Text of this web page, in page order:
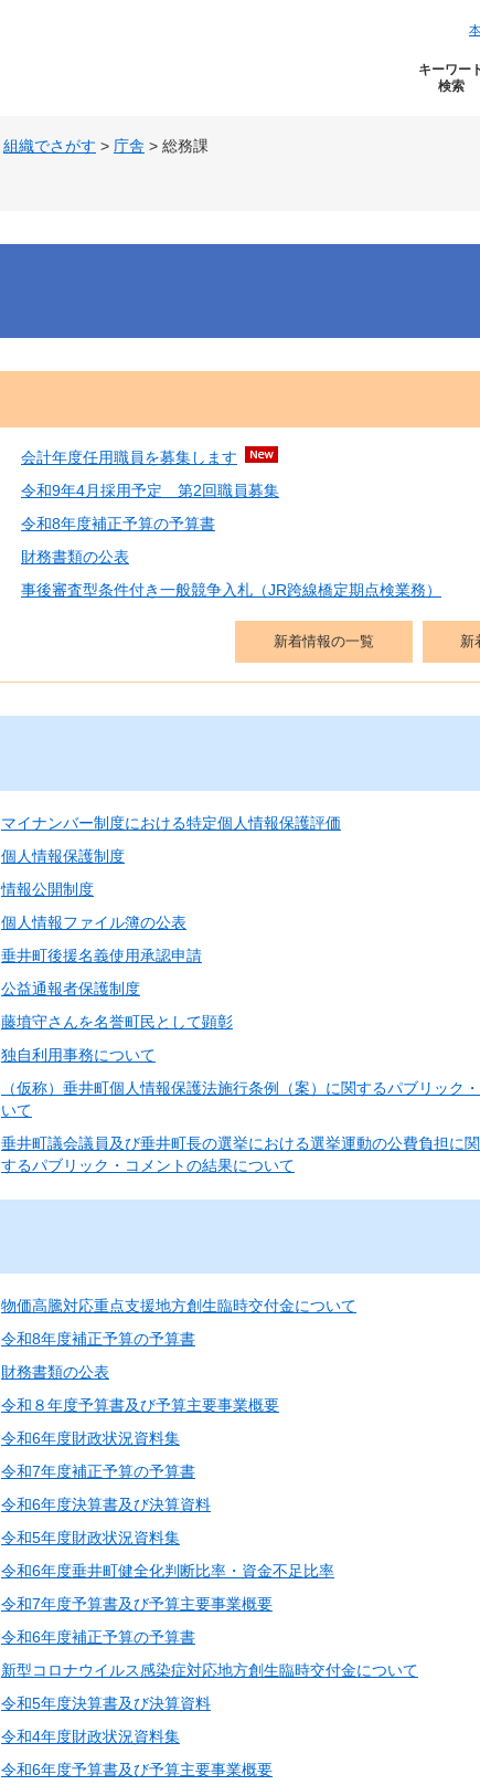
キーワー
検索
組織でさがす > 庁舎 > 総務課
会計年度任用職員を募集します
令和9年4月採用予定 第2回職員募集
令和8年度補正予算の予算書
財務書類の公表
事後審査型条件付き一般競争入札（JR跨線橋定期点検業務）
新着情報の一覧 新
マイナンバー制度における特定個人情報保護評価
個人情報保護制度
情報公開制度
個人情報ファイル簿の公表
垂井町後援名義使用承認申請
公益通報者保護制度
藤墳守さんを名誉町民として顕彰
独自利用事務について
（仮称）垂井町個人情報保護法施行条例（案）に関するパブリック
いて
垂井町議会議員及び垂井町長の選挙における選挙運動の公費負担に
するパブリック・コメントの結果について
物価高騰対応重点支援地方創生臨時交付金について
令和8年度補正予算の予算書
財務書類の公表
令和８年度予算書及び予算主要事業概要
令和6年度財政状況資料集
令和7年度補正予算の予算書
令和6年度決算書及び決算資料
令和5年度財政状況資料集
令和6年度垂井町健全化判断比率・資金不足比率
令和7年度予算書及び予算主要事業概要
令和6年度補正予算の予算書
新型コロナウイルス感染症対応地方創生臨時交付金について
令和5年度決算書及び決算資料
令和4年度財政状況資料集
令和6年度予算書及び予算主要事業概要